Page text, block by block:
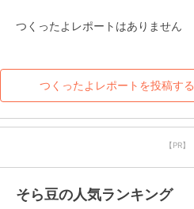
つくったよレポートはありません
つくったよレポートを投稿する
【PR】
そら豆の人気ランキング